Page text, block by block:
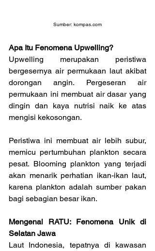
Sumber: kompas.com
Apa Itu Fenomena Upwelling?
Upwelling merupakan peristiwa
bergesernya air permukaan laut akibat
dorongan angin. Pergeseran air
permukaan ini membuat air dasar yang
dingin dan kaya nutrisi naik ke atas
mengisi kekosongan.
Peristiwa ini membuat air lebih subur,
memicu pertumbuhan plankton secara
pesat. Blooming plankton yang terjadi
akan menarik perhatian ikan-ikan laut,
karena plankton adalah sumber pakan
bagi sebagian besar ikan.
Mengenal RATU: Fenomena Unik di
Selatan Jawa
Laut Indonesia, tepatnya di kawasan